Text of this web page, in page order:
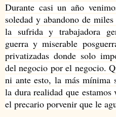
Durante casi un año
soledad y abandono de
la sufrida y trabajadora
guerra y miserable
privatizadas donde solo
del negocio por el negocio.
ni ante esto, la más mínima
la dura realidad que
el precario porvenir que le